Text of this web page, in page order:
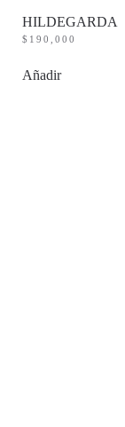
HILDEGARDA
$ 190,000
Añadir